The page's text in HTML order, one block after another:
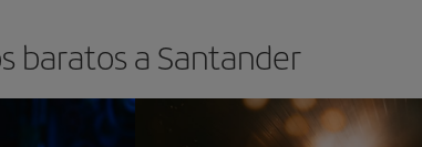
baratos a Santander